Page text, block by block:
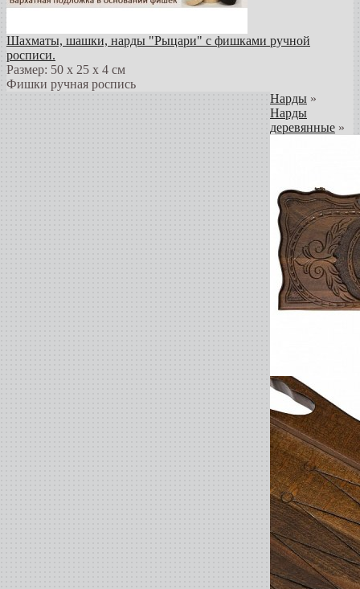
Шахматы, шашки, нарды "Рыцари" с фишками ручной
росписи.
Размер: 50 х 25 х 4 см
Фишки ручная роспись
Нарды »
Нарды
деревянные »